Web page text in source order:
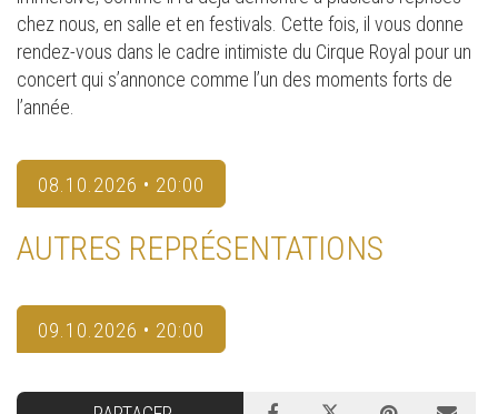
chez nous, en salle et en festivals. Cette fois, il vous donne
rendez-vous dans le cadre intimiste du Cirque Royal pour un
concert qui s’annonce comme l’un des moments forts de
l’année.
08.10.2026 • 20:00
AUTRES REPRÉSENTATIONS
09.10.2026 • 20:00